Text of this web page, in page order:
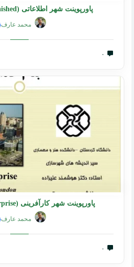
پاورپوینت شهر اطلاعاتی (The City of Tarnished)
محمد عارف
۰
پاورپوینت شهر کارآفرینی (The City of Enterprise)
محمد عارف
۰